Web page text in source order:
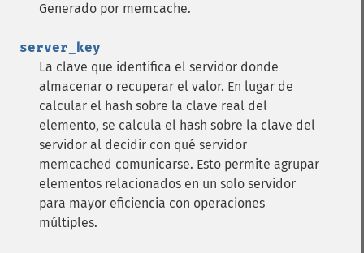
Generado por memcache.
server_key
La clave que identifica el servidor donde
almacenar o recuperar el valor. En lugar de
calcular el hash sobre la clave real del
elemento, se calcula el hash sobre la clave del
servidor al decidir con qué servidor
memcached comunicarse. Esto permite agrupar
elementos relacionados en un solo servidor
para mayor eficiencia con operaciones
múltiples.